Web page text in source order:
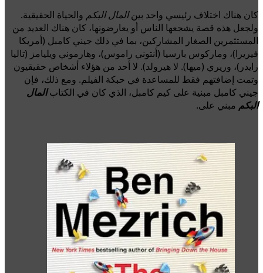
كان هناك اختلاف رئيسي واحد بينالمال البكم والحياة الحقيقية.
ولجعل هذه قصة يشجعها الناس أو يعارضونها، كان هناك العديد من
المستثمرين الصغار المشاركين، بما في ذلك جيني كامبل (أمريكا
فيريرا)، وماركوس بارسيا (أنتوني راموس)، وهارموني ويليامز (تاليا
رايدر)، وريري (ميها). لا هيرولد). لا أحد من هؤلاء أشخاص حقيقيون
وتمت إضافتهم فقط للمساعدة في حبكة الفيلم. ومع ذلك، فإن
جيني كامبل مبنية على كيم كامبل، الذي كان في الكتابالمال
البكم مبني على.